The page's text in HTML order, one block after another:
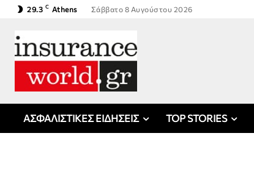
29.3 C Athens Σάββατο 8 Αυγούστου 2026
ΑΣΦΑΛΙΣΤΙΚΕΣ ΕΙΔΗΣΕΙΣ TOP STORIES